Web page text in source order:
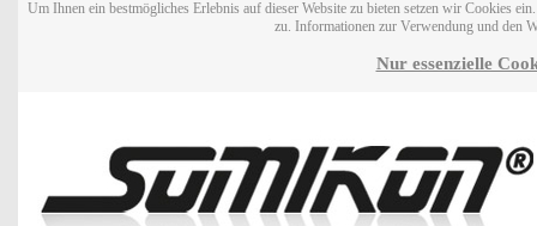
Um Ihnen ein bestmögliches Erlebnis auf dieser Website zu bieten setzen wir Cookies
zu. Informationen zur Verwendung und den
Nur essenzielle